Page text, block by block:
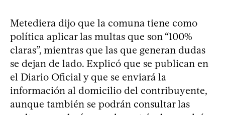
Metediera dijo que la comuna tiene como
política aplicar las multas que son “100%
claras”, mientras que las que generan dudas
se dejan de lado. Explicó que se publican en
el Diario Oficial y que se enviará la
información al domicilio del contribuyente,
aunque también se podrán consultar las